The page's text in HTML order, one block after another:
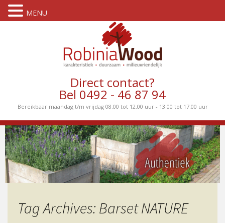
Direct contact?
Bel 0492 - 46 87 94
Bereikbaar maandag t/m vrijdag 08.00 tot 12.00 uur - 13:00 tot 17:00 uur
Tag Archives: Barset NATURE
MENU